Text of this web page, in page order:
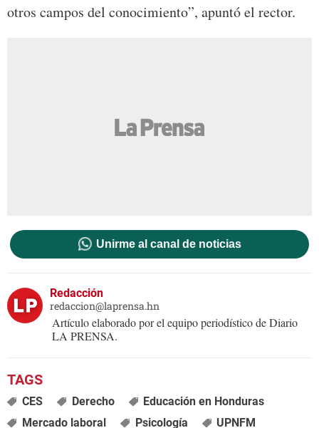
otros campos del conocimiento”, apuntó el rector.
Unirme al canal de noticias
Redacción
redaccion@laprensa.hn
Artículo elaborado por el equipo periodístico de Diario
LA PRENSA.
CES Derecho
Educación en Honduras
Mercado laboral
Psicología UPNFM